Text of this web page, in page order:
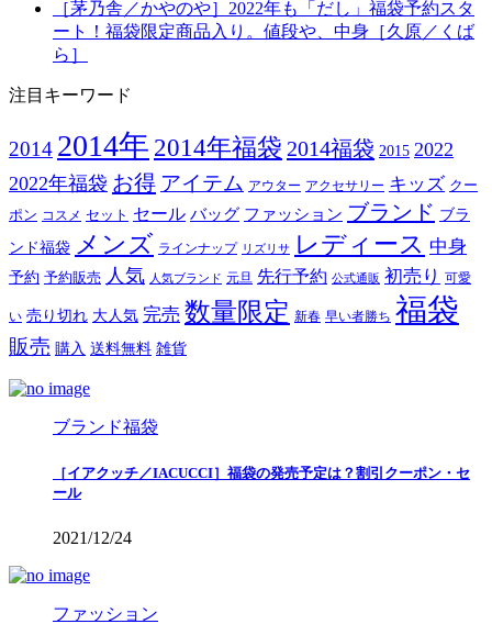
［茅乃舎／かやのや］2022年も「だし」福袋予約スタ
ート！福袋限定商品入り。値段や、中身［久原／くば
ら］
注目キーワード
2014 2014年 2014年福袋 2014福袋 2015 2022
2022年福袋 お得 アイテム アウター アクセサリー キッズ クー
ポン コスメ セット セール バッグ ファッション ブランド ブラ
ンド福袋 メンズ ラインナップ リズリサ レディース 中身
予約 予約販売 人気 人気ブランド 元旦 先行予約 公式通販 初売り 可愛
い 売り切れ 大人気 完売 数量限定 新春 早い者勝ち 福袋
販売 購入 送料無料 雑貨
ブランド福袋
［イアクッチ／IACUCCI］福袋の発売予定は？割引クーポン・セ
ール
2021/12/24
ファッション